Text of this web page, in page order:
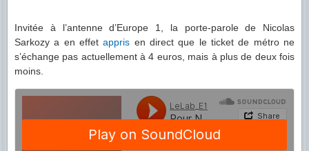
Invitée à l’antenne d’Europe 1, la porte-parole de Nicolas
Sarkozy a en effetappris en direct que le ticket de métro ne
s’échange pas actuellement à 4 euros, mais à plus de deux fois
moins.